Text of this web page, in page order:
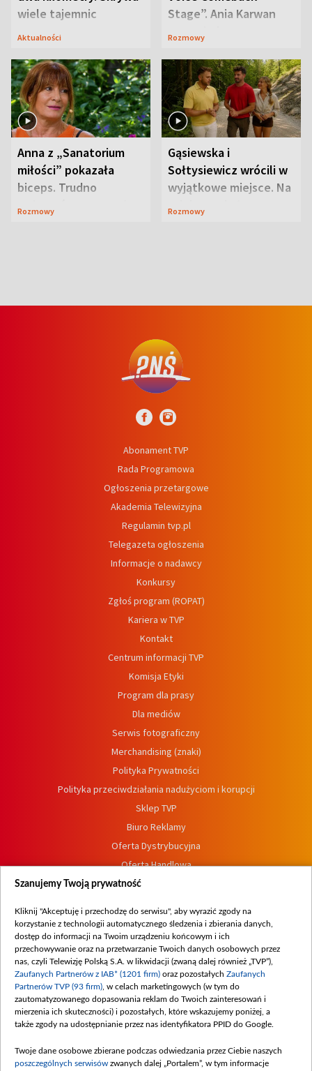
wiele tajemnic
Aktualności
Stage”. Ania Karwan
zapowiada
Rozmowy
Anna z „Sanatorium
miłości” pokazała
biceps. Trudno
uwierzyć, co przeszła
Rozmowy
Gąsiewska i
Sołtysiewicz wrócili w
wyjątkowe miejsce. Na
szlaku czekał
Rozmowy
Abonament TVP
Rada Programowa
Ogłoszenia przetargowe
Akademia Telewizyjna
Regulamin tvp.pl
Telegazeta ogłoszenia
Informacje o nadawcy
Konkursy
Zgłoś program (ROPAT)
Kariera w TVP
Kontakt
Centrum informacji TVP
Komisja Etyki
Program dla prasy
Dla mediów
Serwis fotograficzny
Merchandising (znaki)
Polityka Prywatności
Polityka przeciwdziałania nadużyciom i korupcji
Sklep TVP
Biuro Reklamy
Oferta Dystrybucyjna
Oferta Handlowa
Dostępność
Procedura zgłoszeń wewnętrznych
Szanujemy Twoją prywatność
Kliknij "Akceptuję i przechodzę do serwisu", aby wyrazić zgody na
korzystanie z technologii automatycznego śledzenia i zbierania danych,
dostęp do informacji na Twoim urządzeniu końcowym i ich
przechowywanie oraz na przetwarzanie Twoich danych osobowych przez
nas, czyli Telewizję Polską S.A. w likwidacji (zwaną dalej również „TVP”),
Zaufanych Partnerów z IAB* (1201 firm) oraz pozostałych Zaufanych
Partnerów TVP (93 firm) , w celach marketingowych (w tym do
zautomatyzowanego dopasowania reklam do Twoich zainteresowań i
mierzenia ich skuteczności) i pozostałych, które wskazujemy poniżej, a
także zgody na udostępnianie przez nas identyfikatora PPID do Google.
Twoje dane osobowe zbierane podczas odwiedzania przez Ciebie naszych
poszczególnych serwisów zwanych dalej „Portalem”, w tym informacje